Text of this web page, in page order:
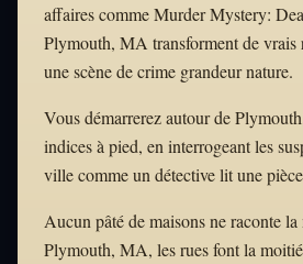
affaires comme Murder Mystery:
Plymouth, MA transforment de vrais
une scène de crime grandeur nature.
Vous démarrerez autour de
indices à pied, en interrogeant les
ville comme un détective lit une
Aucun pâté de maisons ne raconte
Plymouth, MA, les rues font la